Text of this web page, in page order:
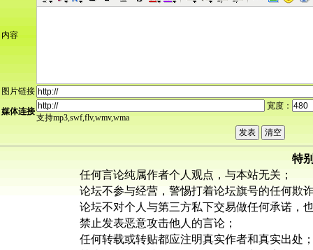
内容
图片链接
媒体连接
宽度：
支持mp3,swf,flv,wmv,wma
特
任何言论纯属作者个人观点，与本站无关；
论坛不参与经营，警惕打着论坛旗号的任何欺
论坛不对个人与第三方私下交易做任何承诺，
禁止发表恶意攻击他人的言论；
任何转载或转贴都应注明真实作者和真实出处